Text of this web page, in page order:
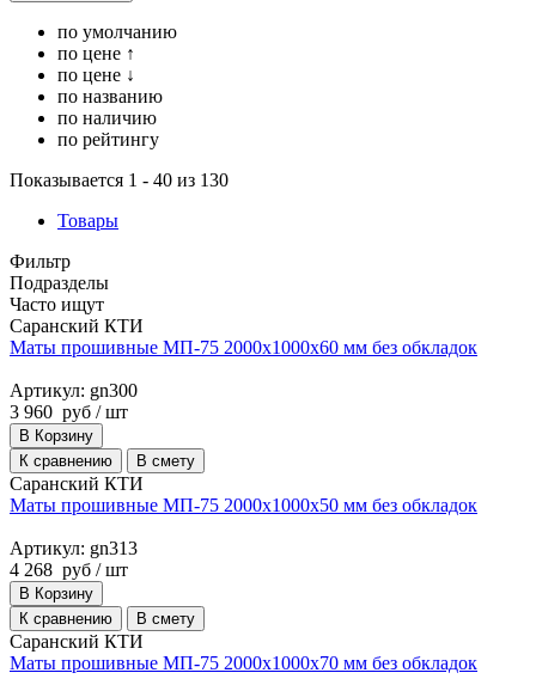
по умолчанию
по цене ↑
по цене ↓
по названию
по наличию
по рейтингу
Показывается 1 - 40 из 130
Товары
Фильтр
Подразделы
Часто ищут
Саранский КТИ
Маты прошивные МП-75 2000х1000х60 мм без обкладок
Артикул: gn300
3 960 руб / шт
В Корзину
К сравнению
В смету
Саранский КТИ
Маты прошивные МП-75 2000х1000х50 мм без обкладок
Артикул: gn313
4 268 руб / шт
В Корзину
К сравнению
В смету
Саранский КТИ
Маты прошивные МП-75 2000х1000х70 мм без обкладок